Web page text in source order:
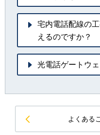
宅内電話配線の
えるのですか？
光電話ゲートウ
よくある